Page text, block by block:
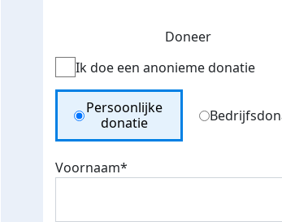
Doneer
Ik doe een anonieme donatie
Donation Type
Persoonlijke
donatie
Voornaam*